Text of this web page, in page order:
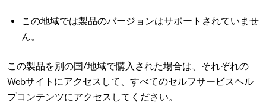
この地域では製品のバージョンはサポートされていませ
ん。
この製品を別の国/地域で購入された場合は、それぞれの
Webサイトにアクセスして、すべてのセルフサービスヘル
プコンテンツにアクセスしてください。